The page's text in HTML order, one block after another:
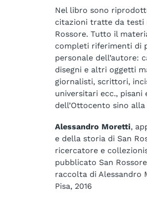
Nel libro sono
citazioni tratte da testi
Rossore. Tutto il
completi riferimenti di
personale dell’autore:
disegni e altri oggetti
giornalisti, scrittori,
universitari ecc.,
dell’Ottocento sino
Alessandro Moretti,
e della storia di San
ricercatore e
pubblicato San
raccolta di Alessandro
Pisa, 2016